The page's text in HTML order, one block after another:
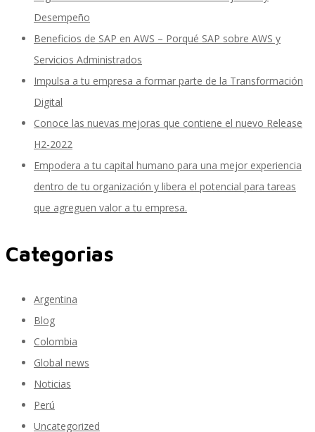
SAP Finanzas Facturación Electronica
SAP Finanzas Mi Banca Solidaria
SAP NetWeaver
Soporte SAP
Desempeño
Beneficios de SAP en AWS – Porqué SAP sobre AWS y
Servicios Administrados
Impulsa a tu empresa a formar parte de la Transformación
Digital
Conoce las nuevas mejoras que contiene el nuevo Release
H2-2022
Empodera a tu capital humano para una mejor experiencia
dentro de tu organización y libera el potencial para tareas
que agreguen valor a tu empresa.
Categorias
Argentina
Blog
Colombia
Global news
Noticias
Perú
Uncategorized